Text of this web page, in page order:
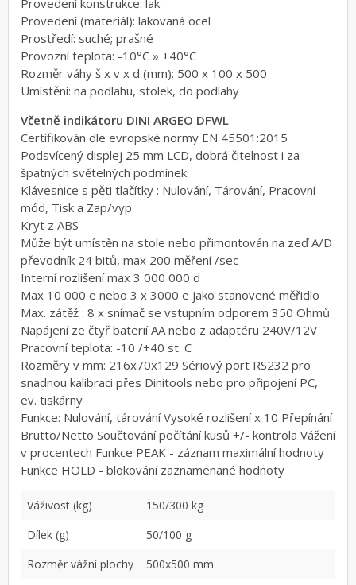
Provedení konstrukce: lak
Provedení (materiál): lakovaná ocel
Prostředí: suché; prašné
Provozní teplota: -10°C » +40°C
Rozměr váhy š x v x d (mm): 500 x 100 x 500
Umístění: na podlahu, stolek, do podlahy
Včetně indikátoru DINI ARGEO DFWL
Certifikován dle evropské normy EN 45501:2015
Podsvícený displej 25 mm LCD, dobrá čitelnost i za
špatných světelných podmínek
Klávesnice s pěti tlačítky : Nulování, Tárování, Pracovní
mód, Tisk a Zap/vyp
Kryt z ABS
Může být umístěn na stole nebo přimontován na zeď A/D
převodník 24 bitů, max 200 měření /sec
Interní rozlišení max 3 000 000 d
Max 10 000 e nebo 3 x 3000 e jako stanovené měřidlo
Max. zátěž : 8 x snímač se vstupním odporem 350 Ohmů
Napájení ze čtyř baterií AA nebo z adaptéru 240V/12V
Pracovní teplota: -10 /+40 st. C
Rozměry v mm: 216x70x129 Sériový port RS232 pro
snadnou kalibraci přes Dinitools nebo pro připojení PC,
ev. tiskárny
Funkce: Nulování, tárování Vysoké rozlišení x 10 Přepínání
Brutto/Netto Součtování počítání kusů +/- kontrola Vážení
v procentech Funkce PEAK - záznam maximální hodnoty
Funkce HOLD - blokování zaznamenané hodnoty
Váživost (kg)
150/300 kg
Dílek (g)
50/100 g
Rozměr vážní plochy
500x500 mm